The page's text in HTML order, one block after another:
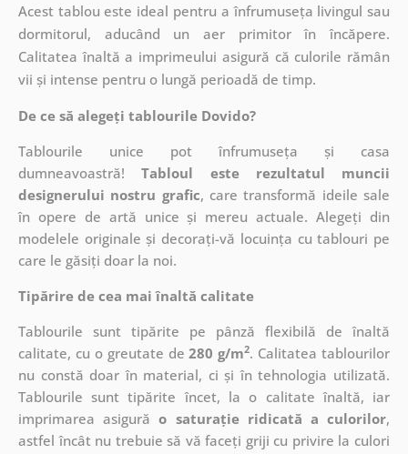
Acest tablou este ideal pentru a înfrumuseța livingul sau
dormitorul, aducând un aer primitor în încăpere.
Calitatea înaltă a imprimeului asigură că culorile rămân
vii și intense pentru o lungă perioadă de timp.
De ce să alegeți tablourile Dovido?
Tablourile unice pot înfrumuseța și casa
dumneavoastră!Tabloul este rezultatul muncii
designerului nostru grafic, caretransformă ideile sale
în opere de artă unice și mereu actuale. Alegeți din
modelele originale și decorați-vă locuința cu tablouri pe
care le găsiți doar la noi.
Tipărire de cea mai înaltă calitate
Tablourile sunt tipărite pe pânză flexibilă de înaltă
calitate, cu o greutate de280 g/m2. Calitatea tablourilor
nu constă doar în material, ci și în tehnologia utilizată.
Tablourile sunt tipărite încet, la o calitate înaltă, iar
imprimarea asigurăo saturație ridicată a culorilor,
astfel încât nu trebuie să vă faceți griji cu privire la culori